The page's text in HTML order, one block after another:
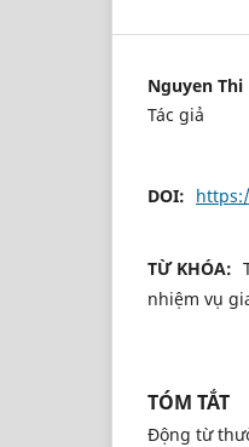
Nguyen Thi
Tác giả
DOI:
TỪ KHÓA:
nhiệm vụ
TÓM TẮT
Động từ